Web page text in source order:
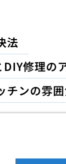
法
修理の
チンの雰